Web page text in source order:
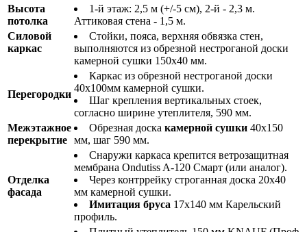
Высота
потолка
1-й этаж: 2,5 м (+/-5 см), 2-й - 2,3 м.
Аттиковая стена - 1,5 м.
Силовой
каркас
Стойки, пояса, верхняя обвязка стен,
выполняются из обрезной нестроганой доски
камерной сушки 150х40 мм.
Перегородки
Каркас из обрезной нестроганой доски
40х100мм камерной сушки.
Шаг крепления вертикальных стоек,
согласно ширине утеплителя, 590 мм.
Межэтажное
перекрытие
Обрезная доска камерной сушки 40х150
мм, шаг 590 мм.
Отделка
фасада
Снаружи каркаса крепится ветрозащитная
мембрана Ondutiss A-120 Смарт (или аналог).
Через контррейку строганная доска 20х40
мм камерной сушки.
Имитация бруса 17х140 мм Карельский
профиль.